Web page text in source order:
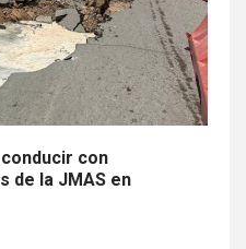
conducir con
de la JMAS en